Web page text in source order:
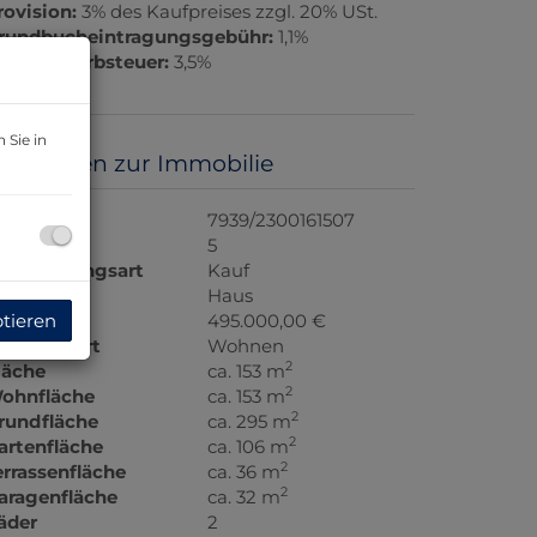
3% des Kaufpreises zzgl. 20% USt.
1,1%
3,5%
zur Immobilie
7939/2300161507
5
Kauf
Haus
495.000,00 €
Wohnen
ca. 153 m2
ca. 153 m2
ca. 295 m2
ca. 106 m2
ca. 36 m2
ca. 32 m2
2
Sie in